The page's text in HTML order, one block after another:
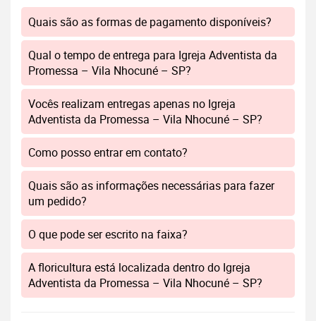
Quais são as formas de pagamento disponíveis?
Qual o tempo de entrega para Igreja Adventista da
Promessa – Vila Nhocuné – SP?
Vocês realizam entregas apenas no Igreja
Adventista da Promessa – Vila Nhocuné – SP?
Como posso entrar em contato?
Quais são as informações necessárias para fazer
um pedido?
O que pode ser escrito na faixa?
A floricultura está localizada dentro do Igreja
Adventista da Promessa – Vila Nhocuné – SP?